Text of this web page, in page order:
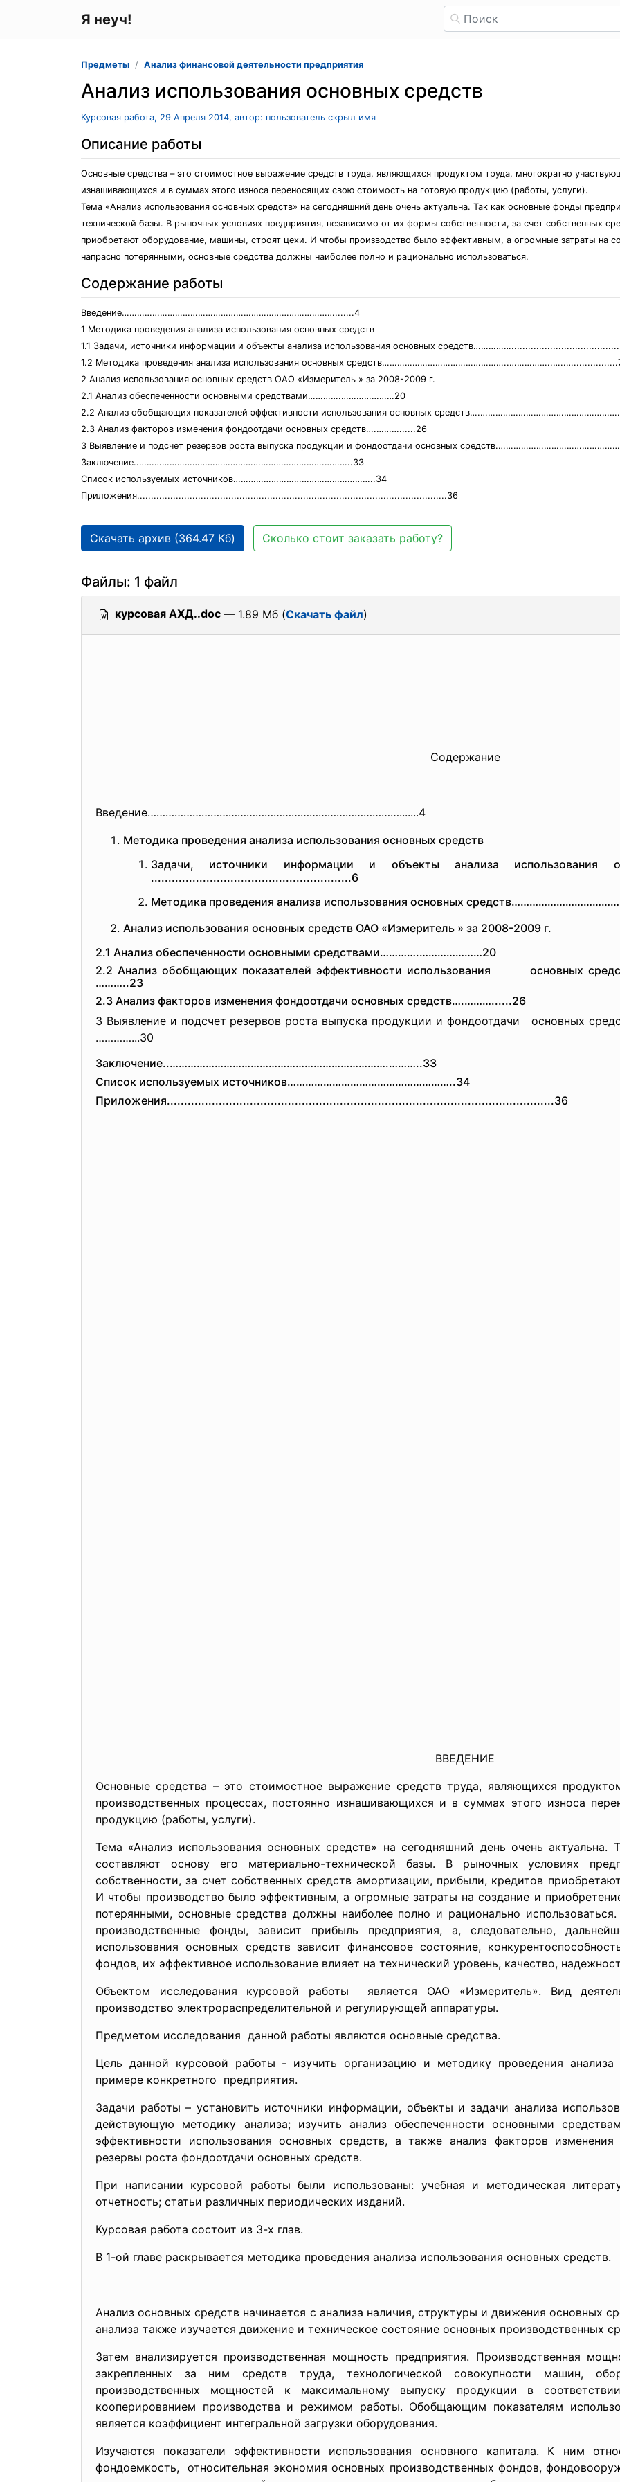
Я неуч!
Предметы Анализ финансовой деятельности предприятия
Анализ использования основных средств
Курсовая работа, 29 Апреля 2014, автор: пользователь скрыл имя
Описание работы
Основные средства – это стоимостное выражение средств труда, являющихся продуктом труда, многократно
изнашивающихся и в суммах этого износа переносящих свою стоимость на готовую продукцию (работы, услуги).
Тема «Анализ использования основных средств» на сегодняшний день очень актуальна. Так как основные фонды
технической базы. В рыночных условиях предприятия, независимо от их формы собственности, за счет собственных
приобретают оборудование, машины, строят цехи. И чтобы производство было эффективным, а огромные затраты на
напрасно потерянными, основные средства должны наиболее полно и рационально использоваться.
Содержание работы
Введение………………………………………………………………………….......4
1 Методика проведения анализа использования основных средств
1.1 Задачи, источники информации и объекты анализа использования основных
1.2 Методика проведения анализа использования основных
2 Анализ использования основных средств ОАО «Измеритель » за 2008-2009 г.
2.1 Анализ обеспеченности основными средствами………….…………………20
2.2 Анализ обобщающих показателей эффективности использования основных
2.3 Анализ факторов изменения фондоотдачи основных средств….………......26
3 Выявление и подсчет резервов роста выпуска продукции и фондоотдачи основных
Заключение..……………………………………………………………….………..33
Список используемых источников………………………………………………..34
Приложения................................................................................................................36
Скачать архив (364.47 Кб) Сколько стоит заказать работу?
Файлы: 1 файл
курсовая АХД..doc — 1.89 Мб (Скачать файл)
Содержание
Введение………………………………………………………………………….......4
Методика проведения анализа использования основных средств
Задачи, источники информации и объекты анализа использования
..........................................................6
Методика проведения анализа использования основных
Анализ использования основных средств ОАО «Измеритель » за 2008-2009 г.
2.1 Анализ обеспеченности основными средствами………….…………………20
2.2 Анализ обобщающих показателей эффективности использования основных
………..23
2.3 Анализ факторов изменения фондоотдачи основных средств….………......26
3 Выявление и подсчет резервов роста выпуска продукции и фондоотдачи
…………...30
Заключение..……………………………………………………………….………..33
Список используемых источников………………………………………………..34
Приложения................................................................................................................36
ВВЕДЕНИЕ
Основные средства – это стоимостное выражение средств труда, являющихся
производственных процессах, постоянно изнашивающихся и в суммах этого износа
продукцию (работы, услуги).
Тема «Анализ использования основных средств» на сегодняшний день очень
составляют основу его материально-технической базы. В рыночных условиях
собственности, за счет собственных средств амортизации, прибыли, кредитов
И чтобы производство было эффективным, а огромные затраты на создание и
потерянными, основные средства должны наиболее полно и рационально
производственные фонды, зависит прибыль предприятия, а, следовательно,
использования основных средств зависит финансовое состояние,
фондов, их эффективное использование влияет на технический уровень, качество,
Объектом исследования курсовой работы является ОАО «Измеритель». Вид
производство электрораспределительной и регулирующей аппаратуры.
Предметом исследования данной работы являются основные средства.
Цель данной курсовой работы - изучить организацию и методику проведения анализа
примере конкретного предприятия.
Задачи работы – установить источники информации, объекты и задачи анализа
действующую методику анализа; изучить анализ обеспеченности основными
эффективности использования основных средств, а также анализ факторов
резервы роста фондоотдачи основных средств.
При написании курсовой работы были использованы: учебная и методическая
отчетность; статьи различных периодических изданий.
Курсовая работа состоит из 3-х глав.
В 1-ой главе раскрывается методика проведения анализа использования основных средств.
Анализ основных средств начинается с анализа наличия, структуры и движения основных
анализа также изучается движение и техническое состояние основных производственных
Затем анализируется производственная мощность предприятия. Производственная
закрепленных за ним средств труда, технологической совокупности машин,
производственных мощностей к максимальному выпуску продукции в
кооперированием производства и режимом работы. Обобщающим показателям
является коэффициент интегральной загрузки оборудования.
Изучаются показатели эффективности использования основного капитала. К ним
фондоемкость, относительная экономия основных производственных фондов,